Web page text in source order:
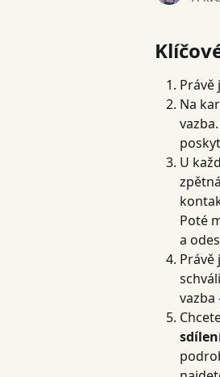
Právě
Na
U
Poté
a
Právě
vazba